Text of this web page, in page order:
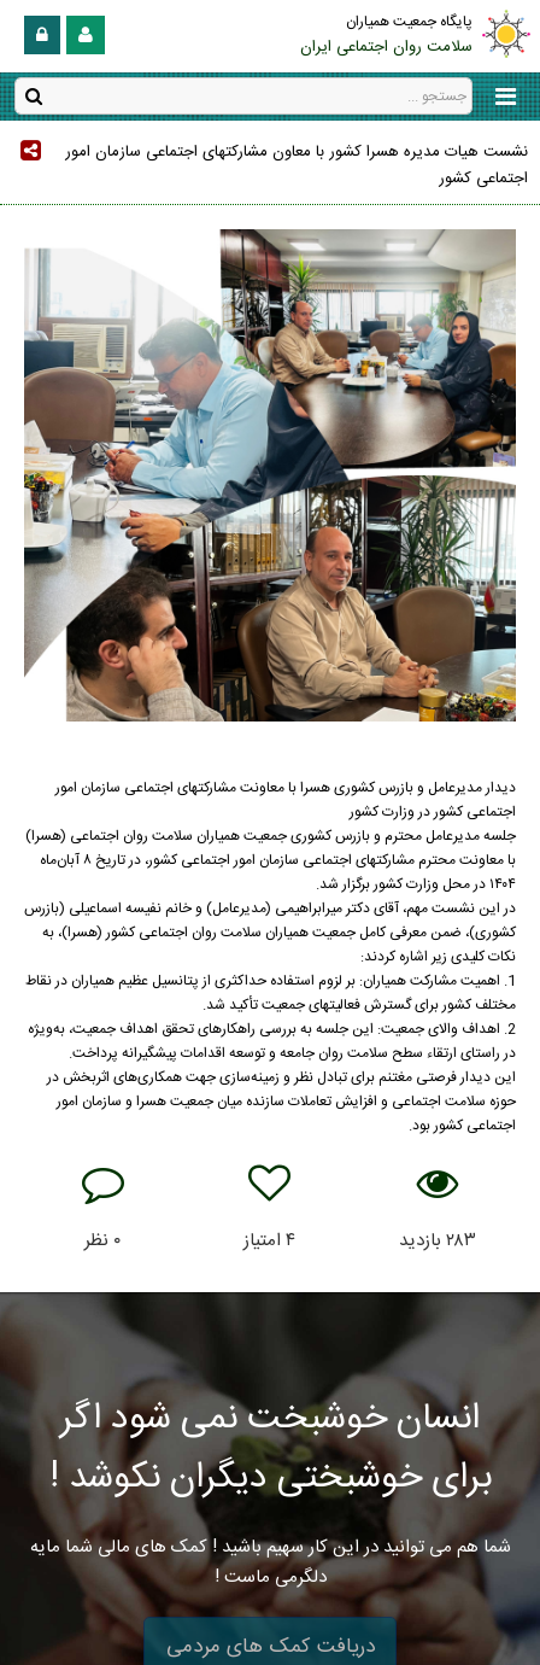
پایگاه جمعیت همیاران
سلامت روان اجتماعی ایران
نشست هیات مدیره هسرا کشور با معاون مشارکتهای اجتماعی سازمان امور
اجتماعی کشور
دیدار مدیرعامل و بازرس کشوری هسرا با معاونت مشارکتهای اجتماعی سازمان امور
اجتماعی کشور در وزارت کشور
جلسه مدیرعامل محترم و بازرس کشوری جمعیت همیاران سلامت روان اجتماعی (هسرا)
با معاونت محترم مشارکتهای اجتماعی سازمان امور اجتماعی کشور، در تاریخ ۸ آبان‌ماه
۱۴۰۴ در محل وزارت کشور برگزار شد.
در این نشست مهم، آقای دکتر میرابراهیمی (مدیرعامل) و خانم نفیسه اسماعیلی (بازرس
کشوری)، ضمن معرفی کامل جمعیت همیاران سلامت روان اجتماعی کشور (هسرا)، به
نکات کلیدی زیر اشاره کردند:
1. اهمیت مشارکت همیاران: بر لزوم استفاده حداکثری از پتانسیل عظیم همیاران در نقاط
مختلف کشور برای گسترش فعالیتهای جمعیت تأکید شد.
2. اهداف والای جمعیت: این جلسه به بررسی راهکارهای تحقق اهداف جمعیت، به‌ویژه
در راستای ارتقاء سطح سلامت روان جامعه و توسعه اقدامات پیشگیرانه پرداخت.
این دیدار فرصتی مغتنم برای تبادل نظر و زمینه‌سازی جهت همکاری‌های اثربخش در
حوزه سلامت اجتماعی و افزایش تعاملات سازنده میان جمعیت هسرا و سازمان امور
اجتماعی کشور بود.
۲۸۳ بازدید ۴امتیاز ۰ نظر
انسان خوشبخت نمی شود اگر
برای خوشبختی دیگران نکوشد !
شما هم می توانید در این کار سهیم باشید ! کمک های مالی شما مایه
دلگرمی ماست !
دریافت کمک های مردمی